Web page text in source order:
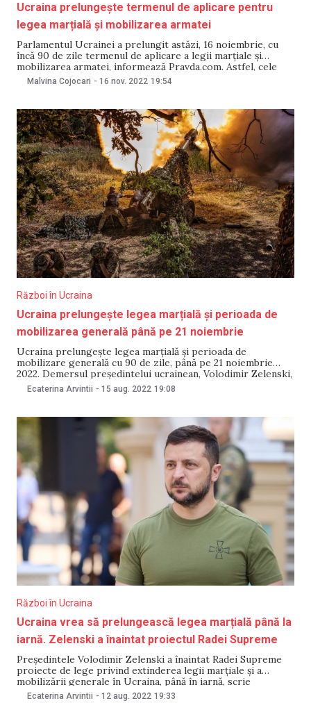
Ucraina prelungește termenul de aplicare pentru
legea marțială și mobilizarea armatei
Parlamentul Ucrainei a prelungit astăzi, 16 noiembrie, cu
încă 90 de zile termenul de aplicare a legii marţiale şi
mobilizarea armatei, informează Pravda.com. Astfel, cele
două prevederi sunt valabile acum până pe 19 februarie
2023. Potrivit sursei citate, Rada Supremă a Ucrainei a
Malvina Cojocari - 16 nov. 2022 19:54
Război în Ucraina
Ucraina prelungește legea marțială și perioada de
mobilizarea generală până pe 21 noiembrie
Ucraina prelungește legea marțială și perioada de
mobilizare generală cu 90 de zile, până pe 21 noiembrie
2022. Demersul președintelui ucrainean, Volodimir Zelenski,
a fost susținut de 328 de deputați din Rada Supremă, scrie
Unian. „Parlamentul a susținut (nr. 7664) prelungirea legii
Ecaterina Arvintii - 15 aug. 2022 19:08
Război în Ucraina
Ucraina vrea să prelungească legea marțială până la
iarnă. Zelenski a înaintat proiectul Radei Supreme
Președintele Volodimir Zelenski a înaintat Radei Supreme
proiecte de lege privind extinderea legii marțiale și a
mobilizării generale în Ucraina, până în iarnă, scrie
Ukrainskaia Pravda. Potrivit sursei citate, proiectele de legi
Ecaterina Arvintii - 12 aug. 2022 19:33